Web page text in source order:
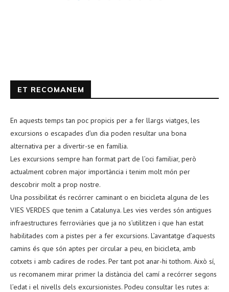
ET RECOMANEM
En aquests temps tan poc propicis per a fer llargs viatges, les
excursions o escapades d’un dia poden resultar una bona
alternativa per a divertir-se en família.
Les excursions sempre han format part de l’oci familiar, però
actualment cobren major importància i tenim molt món per
descobrir molt a prop nostre.
Una possibilitat és recórrer caminant o en bicicleta alguna de les
VIES VERDES que tenim a Catalunya. Les vies verdes són antigues
infraestructures ferroviàries que ja no s’utilitzen i que han estat
habilitades com a pistes per a fer excursions. L’avantatge d’aquests
camins és que són aptes per circular a peu, en bicicleta, amb
cotxets i amb cadires de rodes. Per tant pot anar-hi tothom. Això sí,
us recomanem mirar primer la distància del camí a recórrer segons
l’edat i el nivells dels excursionistes. Podeu consultar les rutes a: